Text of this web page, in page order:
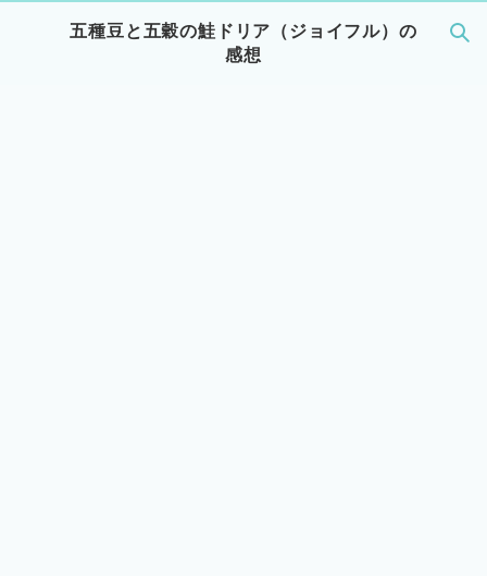
五種豆と五穀の鮭ドリア（ジョイフル）の
感想